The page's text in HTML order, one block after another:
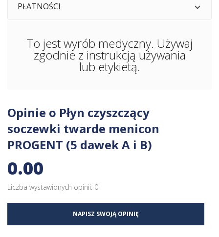
PŁATNOŚCI
To jest wyrób medyczny. Używaj
zgodnie z instrukcją używania
lub etykietą.
Opinie o Płyn czyszczący
soczewki twarde menicon
PROGENT (5 dawek A i B)
0.00
Liczba wystawionych opinii: 0
NAPISZ SWOJĄ OPINIĘ